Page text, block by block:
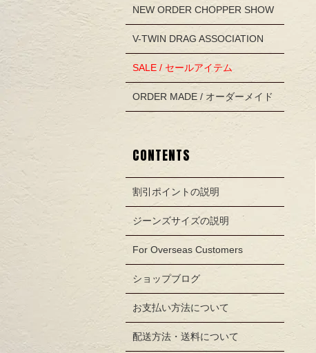
NEW ORDER CHOPPER SHOW
V-TWIN DRAG ASSOCIATION
SALE / セールアイテム
ORDER MADE / オーダーメイド
CONTENTS
割引ポイントの説明
ジーンズサイズの説明
For Overseas Customers
ショップブログ
お支払い方法について
配送方法・送料について